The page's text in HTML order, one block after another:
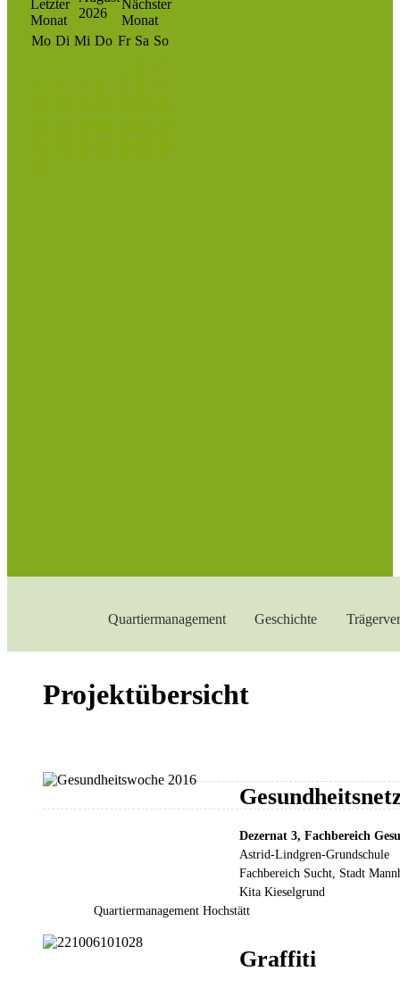
2026
Mo Di Mi Do Fr Sa So
2
3
4 5 6 7 8
9
10
12 13 14 15
16
17
18 19 20 21 22
23
24
25 26 27 28 29
30
31
Geschichte
Quartiermanagement
Projektübersicht
Dezernat 3, Fachbereich
Astrid-Lindgren-Grundschule
Fachbereich Sucht, Stadt
Kita Kieselgrund
Quartiermanagement Hochstätt
Graffiti